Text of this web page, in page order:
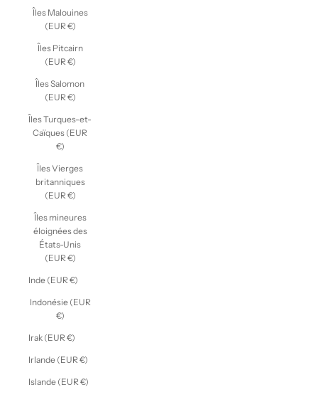
Îles Malouines
(EUR €)
Îles Pitcairn
(EUR €)
Îles Salomon
(EUR €)
Îles Turques-et-
Caïques (EUR
€)
Îles Vierges
britanniques
(EUR €)
Îles mineures
éloignées des
États-Unis
(EUR €)
Inde (EUR €)
Indonésie (EUR
€)
Irak (EUR €)
Irlande (EUR €)
Islande (EUR €)